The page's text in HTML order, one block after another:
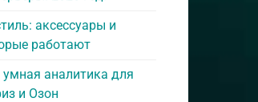
аксессуары и
работают
умная аналитика для
и Озон